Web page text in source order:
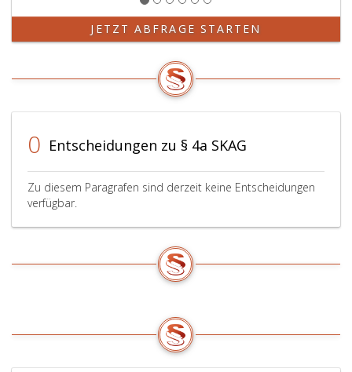
a,
ÄrzteG 1998,
Paragraph
a,
Zahnärztegesetz).
Zahnärzteliste
gemäß
Absatz
2,
JETZT ABFRAGE STARTEN
0 Entscheidungen zu § 4a SKAG
Zu diesem Paragrafen sind derzeit keine Entscheidungen
verfügbar.